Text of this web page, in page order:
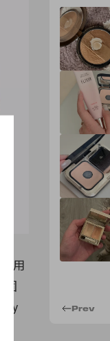
用
固
Prev